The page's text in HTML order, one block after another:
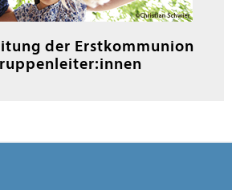
der Erstkommunion